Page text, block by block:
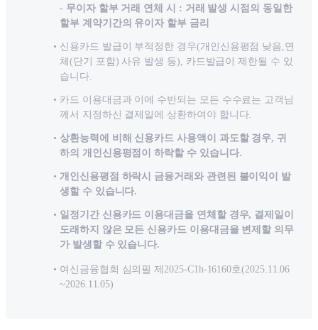
- 무이자 할부 거래 연체 시 : 거래 발생 시점의 동일한
할부 계약기간의 유이자 할부 금리
신용카드 발급이 부적정한 경우(개인신용평점 낮음,연
체(단기 포함) 사유 발생 등), 카드발급이 제한될 수 있
습니다.
카드 이용대금과 이에 수반되는 모든 수수료는 고객님
께서 지정하신 결제일에 상환하여야 합니다.
상환능력에 비해 신용카드 사용액이 과도할 경우, 귀
하의 개인신용평점이 하락할 수 있습니다.
개인신용평점 하락시 금융거래와 관련된 불이익이 발
생할 수 있습니다.
일정기간 신용카드 이용대금을 연체할 경우, 결제일이
도래하지 않은 모든 신용카드 이용대금을 변제할 의무
가 발생할 수 있습니다.
여신금융협회 심의필 제2025-C1h-16160호(2025.11.06
~2026.11.05)